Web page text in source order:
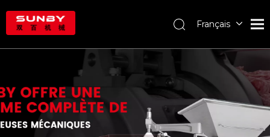
Français
Deutsch
العربية